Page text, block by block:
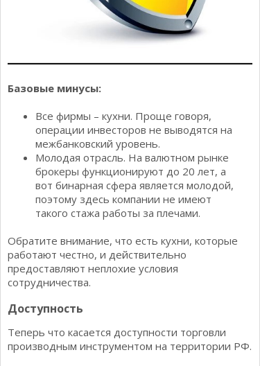
Базовые минусы:
Все фирмы – кухни. Проще говоря,
операции инвесторов не выводятся на
межбанковский уровень.
Молодая отрасль. На валютном рынке
брокеры функционируют до 20 лет, а
вот бинарная сфера является молодой,
поэтому здесь компании не имеют
такого стажа работы за плечами.
Обратите внимание, что есть кухни, которые
работают честно, и действительно
предоставляют неплохие условия
сотрудничества.
Доступность
Теперь что касается доступности торговли
производным инструментом на территории РФ.